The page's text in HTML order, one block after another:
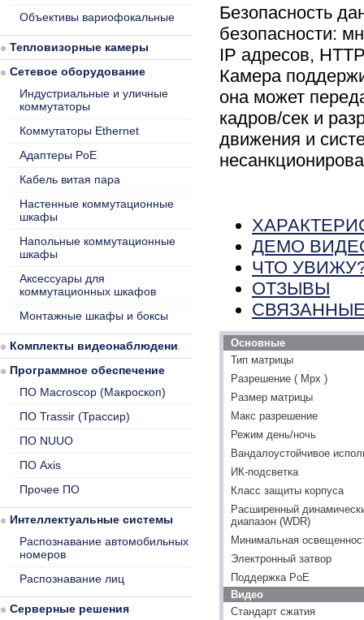
Безопасность
безопасности:
IP адресов,
Камера
она может
кадров/сек и
движения и
ДЕМО
ЧТО
ОТЗЫВЫ
Основные
Тип матрицы
Разрешение ( Mpx )
Размер матрицы
Макс разрешение
Режим день/ночь
Вандалоустойчивое
ИК-подсветка
Класс защиты корпуса
Расширенный
диапазон (WDR)
Минимальная
Электронный затвор
Поддержка PoE
Видео
Стандарт сжатия
Объективы вариофокальные
Тепловизорные камеры
Сетевое оборудование
Индустриальные и уличные
коммутаторы
Коммутаторы Ethernet
Адаптеры PoE
Кабель витая пара
Настенные коммутационные
шкафы
Напольные коммутационные
шкафы
Аксессуары для
коммутационных шкафов
Монтажные шкафы и боксы
Комплекты видеонаблюдения
Программное обеспечение
ПО Macroscop (Макроскоп)
ПО Trassir (Трассир)
ПО NUUO
ПО Axis
Прочее ПО
Интеллектуальные системы
Распознавание автомобильных
номеров
Распознавание лиц
Серверные решения